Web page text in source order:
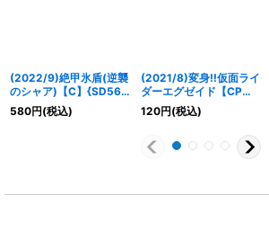
(2022/9)絶甲氷盾(逆襲
のシャア)【C】{SD56-
RV009}《白》
580円(税込)
(2021/8)変身!!仮面ライ
ダーエグゼイド【CP】
{CB20-CP04}《白》
120円(税込)